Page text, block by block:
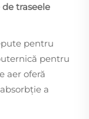
traseele
pentru
pentru
aer oferă
a